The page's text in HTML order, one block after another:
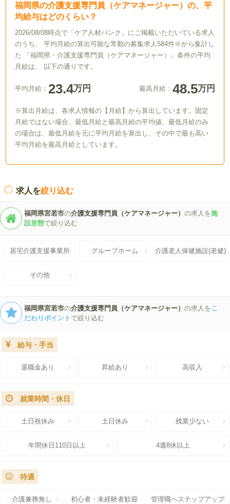
福岡県の介護支援専門員（ケアマネージャー）の、平
均給与はどのくらい？
2026/08/08時点で「ケア人材バンク」にご掲載いただいている求人
のうち、 平均月給の算出可能な常勤の募集求人584件※から集計し
た 「福岡県・介護支援専門員（ケアマネージャー）」条件の平均
月給は、 以下の通りです。
平均月給： 23.4万円 最高月給： 48.5万円
※算出月給は、各求人情報の【月給】から算出しています。固定
月給ではない場合、最低月給と最高月給の平均値、最低月給のみ
の場合は、最低月給を元に平均月給を算出し、その中で最も高い
平均月給を最高月給としています。
求人を絞り込む
福岡県宮若市の介護支援専門員（ケアマネージャー）の求人を施
設形態で絞り込む
居宅介護支援事業所 グループホーム 介護老人保健施設(老健)
その他
福岡県宮若市の介護支援専門員（ケアマネージャー）の求人をこ
だわりポイント で絞り込む
給与・手当
退職金あり 昇給あり 高収入
就業時間・休日
土日祝休み 土日休み 残業少ない
年間休日110日以上 4週8休以上
待遇
介護兼務無し 初心者・未経験者歓迎 管理職へステップアップ